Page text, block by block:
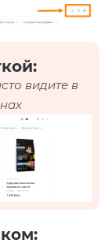
видите в